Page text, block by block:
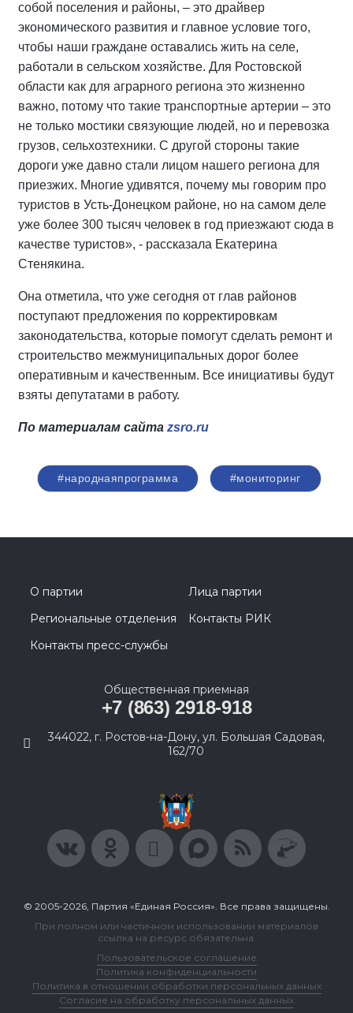
собой поселения и районы, – это драйвер
экономического развития и главное условие того,
чтобы наши граждане оставались жить на селе,
работали в сельском хозяйстве. Для Ростовской
области как для аграрного региона это жизненно
важно, потому что такие транспортные артерии – это
не только мостики связующие людей, но и перевозка
грузов, сельхозтехники. С другой стороны такие
дороги уже давно стали лицом нашего региона для
приезжих. Многие удивятся, почему мы говорим про
туристов в Усть-Донецком районе, но на самом деле
уже более 300 тысяч человек в год приезжают сюда в
качестве туристов», - рассказала Екатерина
Стенякина.
Она отметила, что уже сегодня от глав районов
поступают предложения по корректировкам
законодательства, которые помогут сделать ремонт и
строительство межмуниципальных дорог более
оперативным и качественным. Все инициативы будут
взяты депутатами в работу.
По материалам сайта zsro.ru
#народнаяпрограмма #мониторинг
О партии
Лица партии
Региональные отделения
Контакты РИК
Контакты пресс-службы
Общественная приемная
+7 (863) 2918-918
344022, г. Ростов-на-Дону, ул. Большая Садовая,
162/70
© 2005-2026, Партия «Единая Россия». Все права защищены.
При полном или частичном использовании материалов
ссылка на ресурс обязательна.
Пользовательское соглашение
Политика конфиденциальности
Политика в отношении обработки персональных данных
Согласие на обработку персональных данных